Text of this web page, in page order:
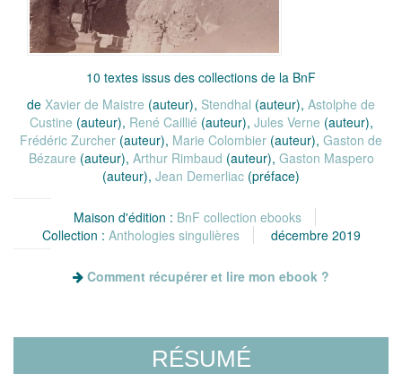
10 textes issus des collections de la BnF
de Xavier de Maistre (auteur), Stendhal (auteur), Astolphe de
Custine (auteur), René Caillié (auteur), Jules Verne (auteur),
Frédéric Zurcher (auteur), Marie Colombier (auteur), Gaston de
Bézaure (auteur), Arthur Rimbaud (auteur), Gaston Maspero
(auteur), Jean Demerliac (préface)
Maison d'édition : BnF collection ebooks
Collection : Anthologies singulières décembre 2019
Comment récupérer et lire mon ebook ?
RÉSUMÉ